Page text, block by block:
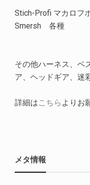
Stich-Profi マカロフ
Smersh 各種
その他ハーネス、ベ
ア、ヘッドギア、迷
詳細はこちら よりお
メタ情報